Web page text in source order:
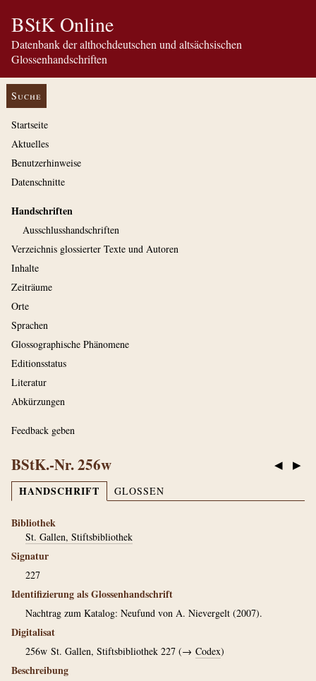
BStK Online
Datenbank der althochdeutschen und altsächsischen
Glossenhandschriften
Suche
Startseite
Aktuelles
Benutzerhinweise
Datenschnitte
Handschriften
Ausschluss­handschriften
Verzeichnis glossierter Texte und Autoren
Inhalte
Zeiträume
Orte
Sprachen
Glossographische Phänomene
Editionsstatus
Literatur
Abkürzungen
Feedback geben
◀ ▶
BStK.-Nr. 256w
HANDSCHRIFT GLOSSEN
Bibliothek
St. Gallen, Stiftsbibliothek
Signatur
227
Identifizierung als Glossenhandschrift
Nachtrag zum Katalog: Neufund von A. Nievergelt (2007).
Digitalisat
256w St. Gallen, Stiftsbibliothek 227 (→ Codex)
Beschreibung